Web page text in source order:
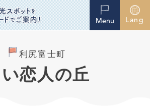
Menu Lang
利尻富士町
恋人の丘